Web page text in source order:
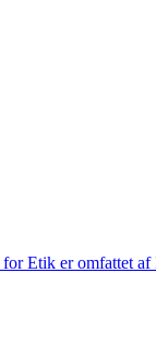
Etik er omfattet